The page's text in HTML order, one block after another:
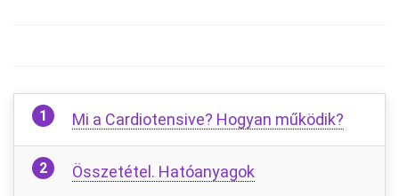
Mi a Cardiotensive? Hogyan működik?
Összetétel. Hatóanyagok